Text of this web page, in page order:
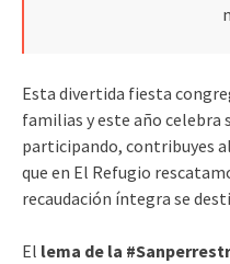
Esta divertida fiesta
familias y este año celebra
participando, contribuyes
que en El Refugio
recaudación íntegra se
El lema de la